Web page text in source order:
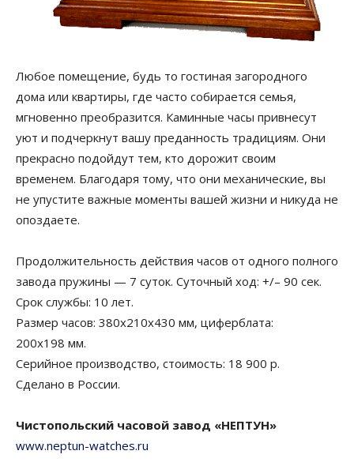
Любое помещение, будь то гостиная загородного
дома или квартиры, где часто собирается семья,
мгновенно преобразится. Каминные часы привнесут
уют и подчеркнут вашу преданность традициям. Они
прекрасно подойдут тем, кто дорожит своим
временем. Благодаря тому, что они механические, вы
не упустите важные моменты вашей жизни и никуда не
опоздаете.
Продолжительность действия часов от одного полного
завода пружины — 7 суток. Суточный ход: +/– 90 сек.
Срок службы: 10 лет.
Размер часов: 380х210х430 мм, циферблата:
200х198 мм.
Серийное производство, стоимость: 18 900 р.
Сделано в России.
Чистопольский часовой завод «НЕПТУН»
www.neptun-watches.ru